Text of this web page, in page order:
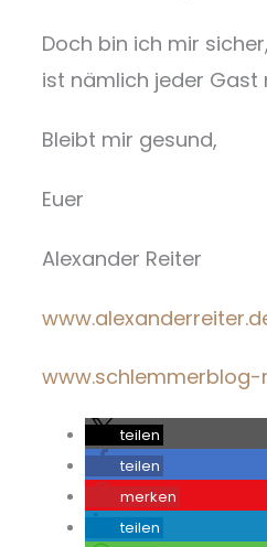
Doch bin ich mir
ist nämlich jeder Gast
Bleibt mir gesund,
Euer
Alexander Reiter
www.schlemmerblog-
teilen
teilen
merken
teilen